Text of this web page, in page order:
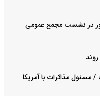
در نشست مجمع عمومی
/ مسئول مذاکرات با آمریکا